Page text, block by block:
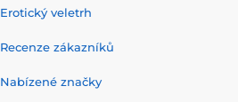
Erotický veletrh
Recenze zákazníků
Nabízené značky